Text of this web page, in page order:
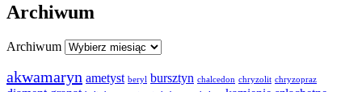
Archiwum
Archiwum
akwamaryn ametyst beryl bursztyn chalcedon chryzolit chryzopraz